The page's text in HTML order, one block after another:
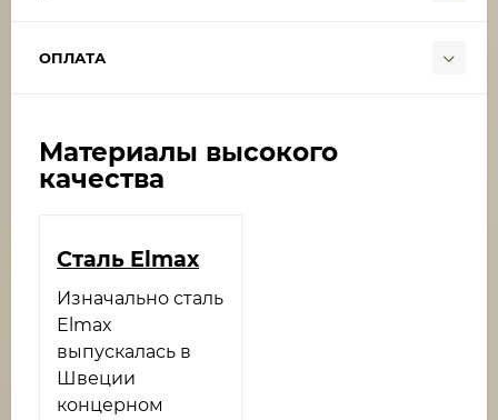
ОПЛАТА
Материалы высокого
качества
Сталь Elmax
Изначально сталь
Elmax
выпускалась в
Швеции
концерном